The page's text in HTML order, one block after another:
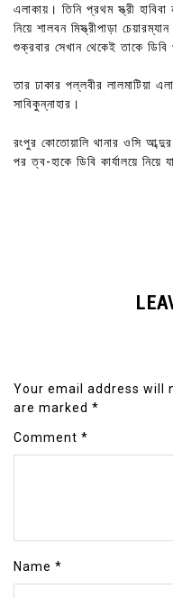
এলাকায়। তিনি প্রথম স্ত্রী
নিয়ে শালবন মিস্ত্রীপাড়া
শুক্রবার সেখান থেকেই তাকে ডিবি
তার ঢাকার পল্লবীর লালমাটিয়া
সাবিকুন্নাহার।
রংপুর কোতোয়ালি থানার ওসি
পর ত্ব-হাকে ডিবি কার্যালয়ে নিয়ে
Your email address will
are marked *
Comment *
Name *